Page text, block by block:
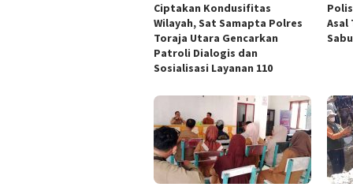
Ciptakan Kondusifitas
Wilayah, Sat Samapta Polres
Toraja Utara Gencarkan
Patroli Dialogis dan
Sosialisasi Layanan 110
Asal